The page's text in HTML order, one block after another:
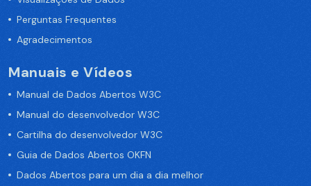
Perguntas Frequentes
Agradecimentos
Manuais e Vídeos
Manual de Dados Abertos W3C
Manual do desenvolvedor W3C
Cartilha do desenvolvedor W3C
Guia de Dados Abertos OKFN
Dados Abertos para um dia a dia melhor